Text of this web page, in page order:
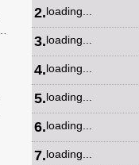
2.loading...
3.loading...
4.loading...
5.loading...
6.loading...
7.loading...